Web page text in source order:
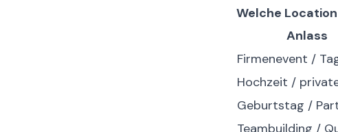
Welche
Anlass
Firmenevent /
Hochzeit /
Geburtstag /
Teambuilding /